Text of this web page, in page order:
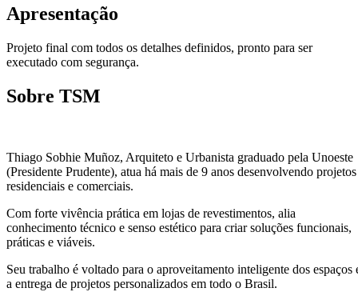
Apresentação
Projeto final com todos os detalhes definidos, pronto para ser
executado com segurança.
Sobre TSM
Thiago Sobhie Muñoz, Arquiteto e Urbanista graduado pela Unoeste
(Presidente Prudente), atua há mais de 9 anos desenvolvendo projetos
residenciais e comerciais.
Com forte vivência prática em lojas de revestimentos, alia
conhecimento técnico e senso estético para criar soluções funcionais,
práticas e viáveis.
Seu trabalho é voltado para o aproveitamento inteligente dos espaços
a entrega de projetos personalizados em todo o Brasil.